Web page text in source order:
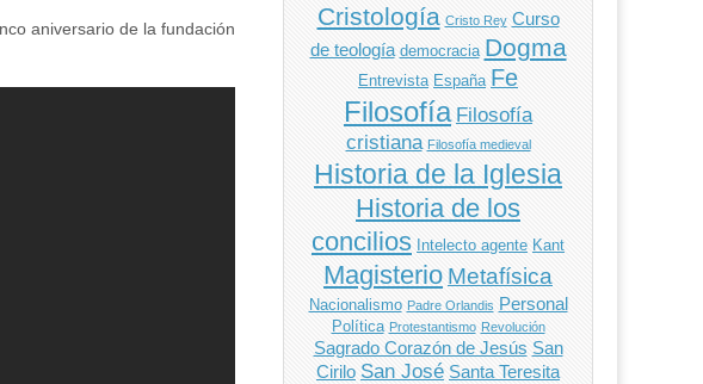
aniversario de la fundación
Cristología Cristo Rey Curso
de teología democracia Dogma
Entrevista España Fe
Filosofía Filosofía
cristiana Filosofía medieval
Historia de la Iglesia
Historia de los
concilios Intelecto agente Kant
Magisterio Metafísica
Nacionalismo Padre Orlandis Personal
Política Protestantismo Revolución
Sagrado Corazón de Jesús San
Cirilo San José Santa Teresita